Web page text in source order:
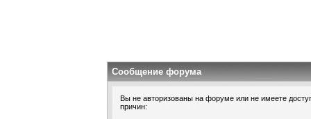
Сообщение форума
Вы не авторизованы на форуме или не имеете
причин: